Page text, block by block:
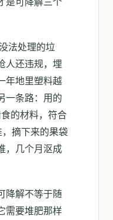
法处理的垃
人还违规，埋
年地里塑料越
一条路：用的
的材料，符合
摘下来的果袋
，几个月沤成
降解不等于随
需要堆肥那样